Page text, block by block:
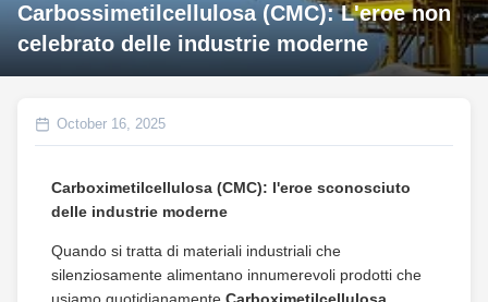
Carbossimetilcellulosa (CMC): L'eroe non
celebrato delle industrie moderne
October 16, 2025
Carboximetilcellulosa (CMC): l'eroe sconosciuto
delle industrie moderne
Quando si tratta di materiali industriali che
silenziosamente alimentano innumerevoli prodotti che